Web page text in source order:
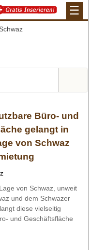
☰
Schwaz
Büro- und
gelangt in
von Schwaz
von Schwaz, unweit
und dem Schwazer
diese vielseitig
und Geschäftsfläche